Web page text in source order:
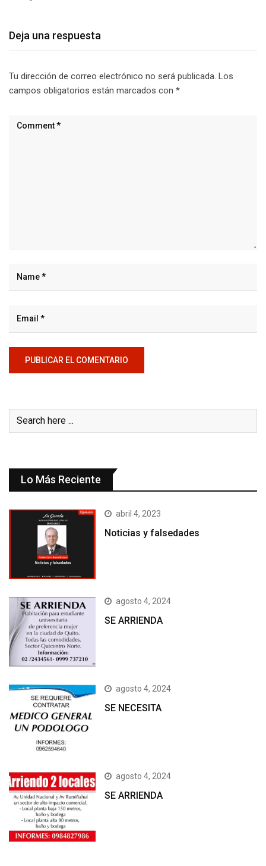
Deja una respuesta
Tu dirección de correo electrónico no será publicada. Los
campos obligatorios están marcados con *
Lo Más Reciente
abril 4, 2023
Noticias y falsedades
agosto 4, 2024
SE ARRIENDA
agosto 4, 2024
SE NECESITA
agosto 4, 2024
SE ARRIENDA